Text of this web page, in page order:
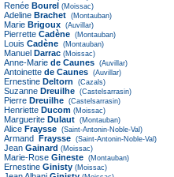
Renée Bourel (Moissac)
Adeline Brachet (Montauban)
Marie Brigoux (Auvillar)
Pierrette Cadène (Montauban)
Louis Cadène (Montauban)
Manuel Darrac (Moissac)
Anne-Marie de Caunes (Auvillar)
Antoinette de Caunes (Auvillar)
Ernestine Deltorn (Cazals)
Suzanne Dreuilhe (Castelsarrasin)
Pierre Dreuilhe (Castelsarrasin)
Henriette Ducom (Moissac)
Marguerite Dulaut (Montauban)
Alice Fraysse (Saint-Antonin-Noble-Val)
Armand Fraysse (Saint-Antonin-Noble-Val)
Jean Gainard (Moissac)
Marie-Rose Gineste (Montauban)
Ernestine Ginisty (Moissac)